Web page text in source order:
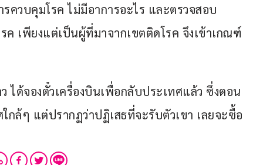
ควบคุมโรค ไม่มีอาการอะไร และตรวจสอบ
เพียงแต่เป็นผู้ที่มาจากเขตติดโรค จึงเข้าเกณฑ์
ด้จองตั๋วเครื่องบินเพื่อกลับประเทศแล้ว ซึ่งตอน
กล้ๆ แต่ปรากฏว่าปฏิเสธที่จะรับตัวเขา เลยจะซื้อ